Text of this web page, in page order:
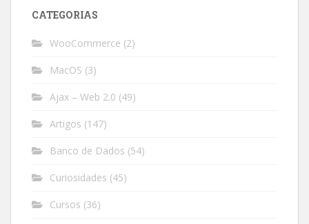
CATEGORIAS
WooCommerce (2)
MacOS (3)
Ajax – Web 2.0 (49)
Artigos (147)
Banco de Dados (54)
Curiosidades (45)
Cursos (36)